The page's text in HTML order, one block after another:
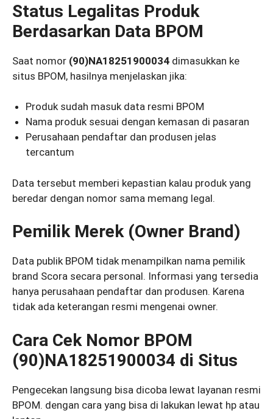
Status Legalitas Produk
Berdasarkan Data BPOM
Saat nomor (90)NA18251900034 dimasukkan ke
situs BPOM, hasilnya menjelaskan jika:
Produk sudah masuk data resmi BPOM
Nama produk sesuai dengan kemasan di pasaran
Perusahaan pendaftar dan produsen jelas
tercantum
Data tersebut memberi kepastian kalau produk yang
beredar dengan nomor sama memang legal.
Pemilik Merek (Owner Brand)
Data publik BPOM tidak menampilkan nama pemilik
brand Scora secara personal. Informasi yang tersedia
hanya perusahaan pendaftar dan produsen. Karena
tidak ada keterangan resmi mengenai owner.
Cara Cek Nomor BPOM
(90)NA18251900034 di Situs
Pengecekan langsung bisa dicoba lewat layanan resmi
BPOM. dengan cara yang bisa di lakukan lewat hp atau